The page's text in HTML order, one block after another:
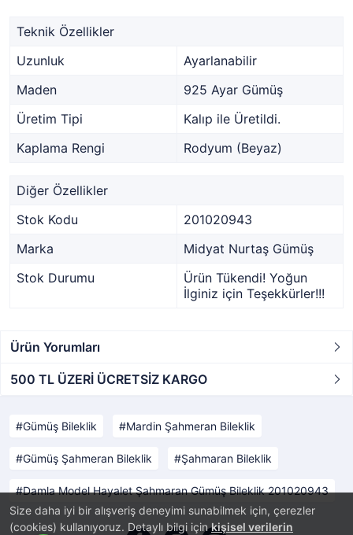
Size daha iyi bir alışveriş deneyimi sunabilmek için, çerezler
(cookies) kullanıyoruz. Detaylı bilgi içinkişisel verilerin
Teknik Özellikler
Uzunluk
Ayarlanabilir
Maden
925 Ayar Gümüş
Üretim Tipi
Kalıp ile Üretildi.
Kaplama Rengi
Rodyum (Beyaz)
Diğer Özellikler
Stok Kodu
201020943
Marka
Midyat Nurtaş Gümüş
Stok Durumu
Ürün Tükendi! Yoğun
İlginiz için Teşekkürler!!!
Ürün Yorumları
500 TL ÜZERİ ÜCRETSİZ KARGO
Gümüş Bileklik Mardin Şahmeran Bileklik
Gümüş Şahmeran Bileklik Şahmaran Bileklik
Damla Model Hayalet Şahmaran Gümüş Bileklik 201020943